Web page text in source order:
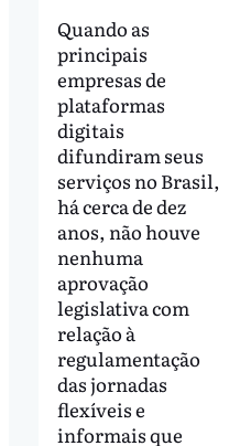
Quando as
principais
empresas de
plataformas
digitais
difundiram seus
serviços no Brasil,
há cerca de dez
anos, não houve
nenhuma
aprovação
legislativa com
relação à
regulamentação
das jornadas
flexíveis e
informais que